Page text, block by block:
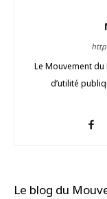
Le Mouvement
d’utilité
Le blog du